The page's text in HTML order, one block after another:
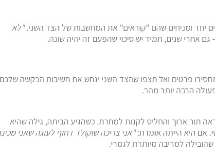
יחד ומניחים שהם "קוראים" את המחשבות של הצד השני."לא
גם אחרי שנים, תמיד יש סיכוי שהפעם זה יהיה שונה.
פרטים ואל תצפו שהצד השני ינחש את חשיבות הבקשה
הרבה יותר מהר.
תור ארוך והחליט לקנות למחרת. כשהגיע הביתה, גילה שהיא
אם היא הייתה אומרת:"אני צריכה שוקולד דחוף לעוגה שאני
למריבה מיותרת לגמרי.